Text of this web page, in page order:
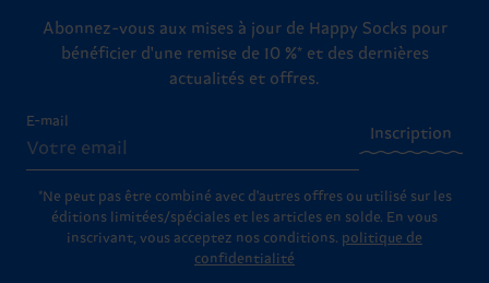
Abonnez-vous aux mises à jour de Happy Socks pour
bénéficier d'une remise de 10 %* et des dernières
actualités et offres.
E-mail
Inscription
*Ne peut pas être combiné avec d'autres offres ou utilisé sur les
éditions limitées/spéciales et les articles en solde. En vous
inscrivant, vous acceptez nos conditions. politique de
confidentialité